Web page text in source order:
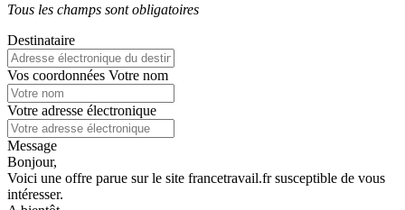
Tous les champs sont obligatoires
Destinataire
Vos coordonnées Votre nom
Votre adresse électronique
Message
Bonjour,
Voici une offre parue sur le site francetravail.fr susceptible de vous
intéresser.